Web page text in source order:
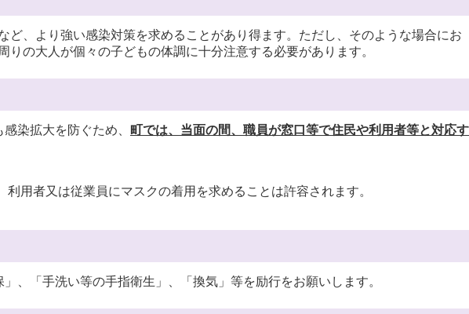
、より強い感染対策を求めることがあり得ます。ただし、そのような場合にお
の大人が個々の子どもの体調に十分注意する必要があります。
染拡大を防ぐため、 町では、当面の間、職員が窓口等で住民や利用者等と対応す
用者又は従業員にマスクの着用を求めることは許容されます。
、「手洗い等の手指衛生」、「換気」等を励行をお願いします。